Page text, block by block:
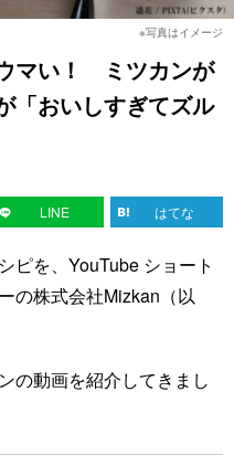
※写真はイメージ
マい！ ミツカンが
「おいしすぎてズル
LINE はてな
ピを、YouTube ショート
の株式会社Mizkan（以
の動画を紹介してきまし